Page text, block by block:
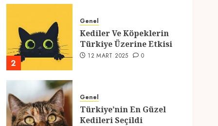
2
Genel
Kediler Ve Köpeklerin
Türkiye Üzerine Etkisi
12 MART 2025 0
Genel
Türkiye’nin En Güzel
Kedileri Seçildi